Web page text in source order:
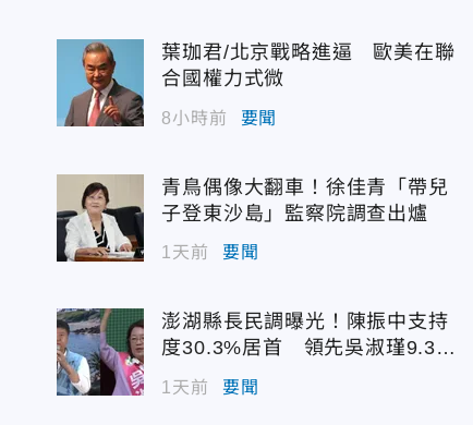
葉珈君/北京戰略進逼 歐美在聯
合國權力式微
8小時前 要聞
青鳥偶像大翻車！徐佳青「帶兒
子登東沙島」監察院調查出爐
1天前 要聞
澎湖縣長民調曝光！陳振中支持
度30.3%居首 領先吳淑瑾9.3個
百分點
1天前 要聞